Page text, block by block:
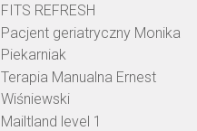
FITS REFRESH
Pacjent geriatryczny Monika
Piekarniak
Terapia Manualna Ernest
Wiśniewski
Mailtland level 1